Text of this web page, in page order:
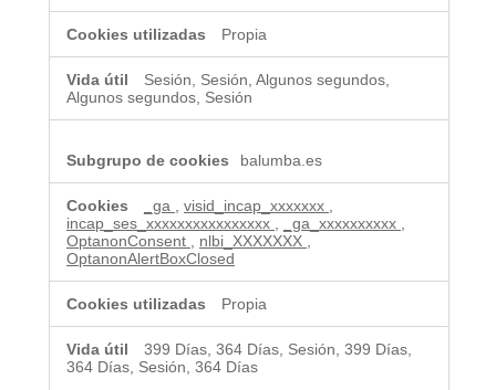
Propia
Sesión, Sesión, Algunos segundos,
Algunos segundos, Sesión
balumba.es
_ga visid_incap_xxxxxxx
incap_ses_xxxxxxxxxxxxxxxx
_ga_xxxxxxxxxx
OptanonConsent
nlbi_XXXXXXX
OptanonAlertBoxClosed
Propia
399 Días, 364 Días, Sesión, 399 Días,
364 Días, Sesión, 364 Días